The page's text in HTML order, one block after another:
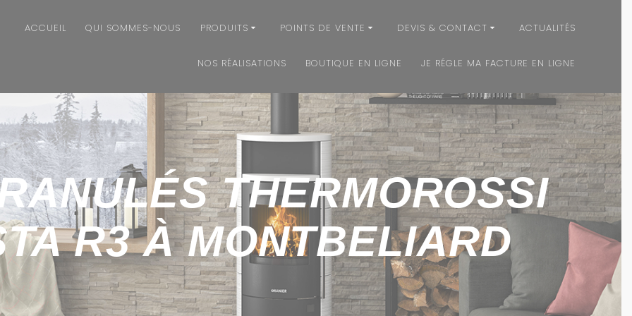
ACCUEIL QUI SOMMES-NOUS PRODUITS POINTS DE VENTE DEVIS & CONTACT ACTUALITÉS
NOS RÉALISATIONS BOUTIQUE EN LIGNE JE RÉGLE MA FACTURE EN LIGNE
THERMOROSSI
R3 À MONTBELIARD